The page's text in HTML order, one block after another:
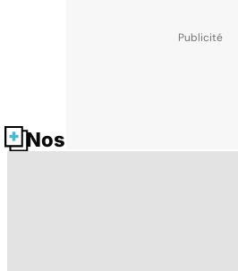
Nos fiches santé